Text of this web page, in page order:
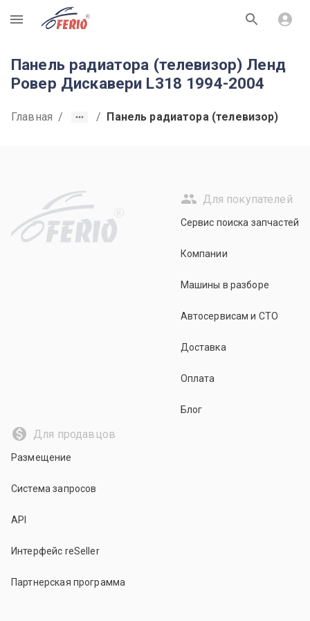
R
Панель радиатора (телевизор) Ленд
Ровер Дискавери L318 1994-2004
Главная / / Панель радиатора (телевизор)
R
Для покупателей
Сервис поиска запчастей
Компании
Машины в разборе
Автосервисам и СТО
Доставка
Оплата
Блог
Для продавцов
Размещение
Система запросов
API
Интерфейс reSeller
Партнерская программа